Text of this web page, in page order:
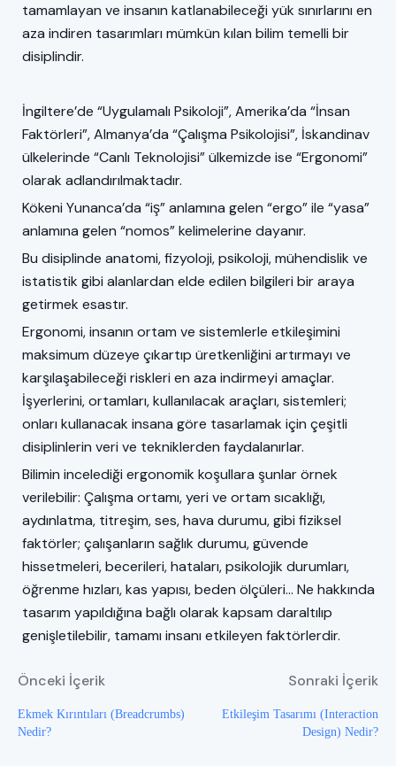
tamamlayan ve insanın katlanabileceği yük sınırlarını en
aza indiren tasarımları mümkün kılan bilim temelli bir
disiplindir.
İngiltere’de “Uygulamalı Psikoloji”, Amerika’da “İnsan
Faktörleri”, Almanya’da “Çalışma Psikolojisi”, İskandinav
ülkelerinde “Canlı Teknolojisi” ülkemizde ise “Ergonomi”
olarak adlandırılmaktadır.
Kökeni Yunanca’da “iş” anlamına gelen “ergo” ile “yasa”
anlamına gelen “nomos” kelimelerine dayanır.
Bu disiplinde anatomi, fizyoloji, psikoloji, mühendislik ve
istatistik gibi alanlardan elde edilen bilgileri bir araya
getirmek esastır.
Ergonomi, insanın ortam ve sistemlerle etkileşimini
maksimum düzeye çıkartıp üretkenliğini artırmayı ve
karşılaşabileceği riskleri en aza indirmeyi amaçlar.
İşyerlerini, ortamları, kullanılacak araçları, sistemleri;
onları kullanacak insana göre tasarlamak için çeşitli
disiplinlerin veri ve tekniklerden faydalanırlar.
Bilimin incelediği ergonomik koşullara şunlar örnek
verilebilir: Çalışma ortamı, yeri ve ortam sıcaklığı,
aydınlatma, titreşim, ses, hava durumu, gibi fiziksel
faktörler; çalışanların sağlık durumu, güvende
hissetmeleri, becerileri, hataları, psikolojik durumları,
öğrenme hızları, kas yapısı, beden ölçüleri... Ne hakkında
tasarım yapıldığına bağlı olarak kapsam daraltılıp
genişletilebilir, tamamı insanı etkileyen faktörlerdir.
Sonraki İçerik
Önceki İçerik
Ekmek Kırıntıları (Breadcrumbs)
Nedir?
Etkileşim Tasarımı (Interaction
Design) Nedir?